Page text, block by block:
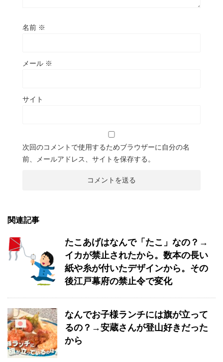
名前 ※
メール ※
サイト
次回のコメントで使用するためブラウザーに自分の名
前、メールアドレス、サイトを保存する。
関連記事
たこあげはなんで「たこ」なの？→
イカが禁止されたから。数本の長い
紙や糸が付いたデザインから。その
後江戸幕府の禁止令で変化
なんでお子様ランチには旗が立って
るの？→安蔵さんが登山好きだった
から